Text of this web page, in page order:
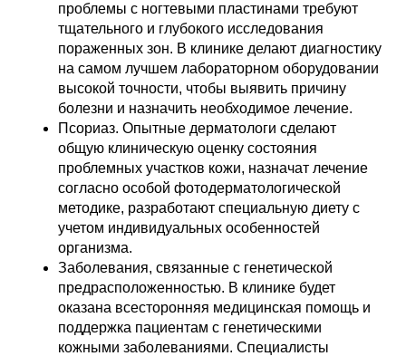
проблемы с ногтевыми пластинами требуют
тщательного и глубокого исследования
пораженных зон. В клинике делают диагностику
на самом лучшем лабораторном оборудовании
высокой точности, чтобы выявить причину
болезни и назначить необходимое лечение.
Псориаз. Опытные дерматологи сделают
общую клиническую оценку состояния
проблемных участков кожи, назначат лечение
согласно особой фотодерматологической
методике, разработают специальную диету с
учетом индивидуальных особенностей
организма.
Заболевания, связанные с генетической
предрасположенностью. В клинике будет
оказана всесторонняя медицинская помощь и
поддержка пациентам с генетическими
кожными заболеваниями. Специалисты